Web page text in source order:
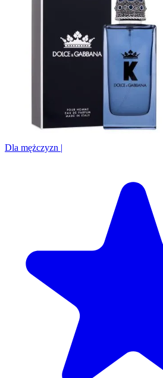
Dla mężczyzn |